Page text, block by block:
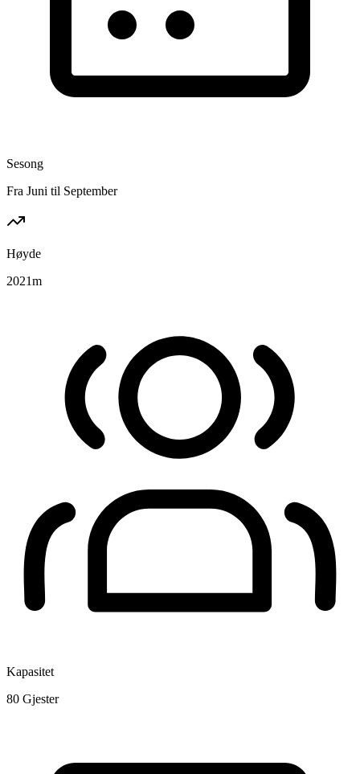
Sesong
Fra Juni til September
Høyde
2021m
Kapasitet
80 Gjester